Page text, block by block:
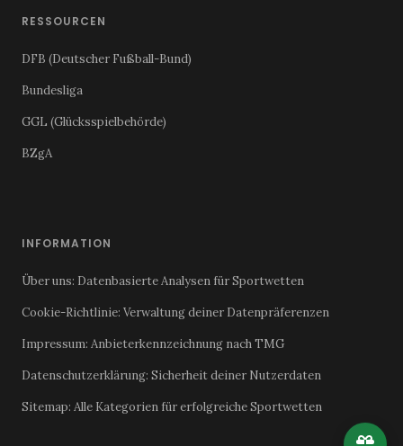
RESSOURCEN
DFB (Deutscher Fußball-Bund)
Bundesliga
GGL (Glücksspielbehörde)
BZgA
INFORMATION
Über uns: Datenbasierte Analysen für Sportwetten
Cookie-Richtlinie: Verwaltung deiner Datenpräferenzen
Impressum: Anbieterkennzeichnung nach TMG
Datenschutzerklärung: Sicherheit deiner Nutzerdaten
Sitemap: Alle Kategorien für erfolgreiche Sportwetten